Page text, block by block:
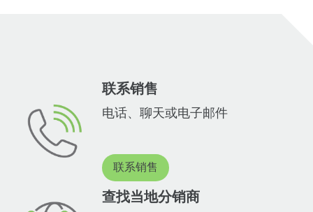
联系销售
电话、聊天或电子邮件
联系销售
查找当地分销商